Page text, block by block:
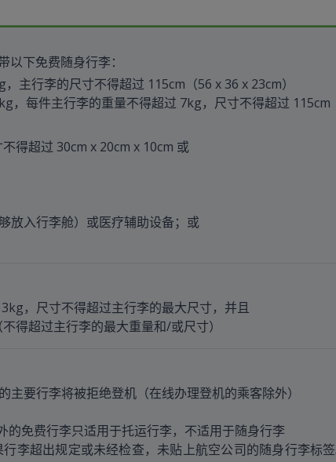
下免费随身行李：
主行李的尺寸不得超过 115cm（56 x 36 x 23cm）
每件主行李的重量不得超过 7kg，尺寸不得超过 115cm
得超过 30cm x 20cm x 10cm 或
放入行李舱）或医疗辅助设备；或
，尺寸不得超过主行李的最大尺寸，并且
得超过主行李的最大重量和/或尺寸）
要行李将被拒绝登机（在线办理登机的乘客除外）
免费行李只适用于托运行李，不适用于随身行李
李超出规定或未经检查，未贴上航空公司的随身行李标